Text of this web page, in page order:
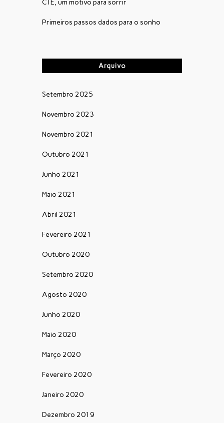
CTE, um motivo para sorrir
Primeiros passos dados para o sonho
Arquivo
Setembro 2025
Novembro 2023
Novembro 2021
Outubro 2021
Junho 2021
Maio 2021
Abril 2021
Fevereiro 2021
Outubro 2020
Setembro 2020
Agosto 2020
Junho 2020
Maio 2020
Março 2020
Fevereiro 2020
Janeiro 2020
Dezembro 2019